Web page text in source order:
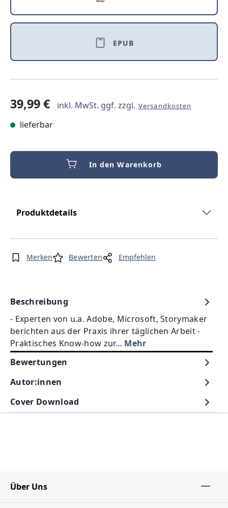
EPUB
39,99 € inkl. MwSt. ggf. zzgl. Versandkosten
lieferbar
In den Warenkorb
Produktdetails
Merken Bewerten Empfehlen
Beschreibung
- Experten von u.a. Adobe, Microsoft, Storymaker
berichten aus der Praxis ihrer täglichen Arbeit -
Praktisches Know-how zur… Mehr
Bewertungen
Autor:innen
Cover Download
Über Uns